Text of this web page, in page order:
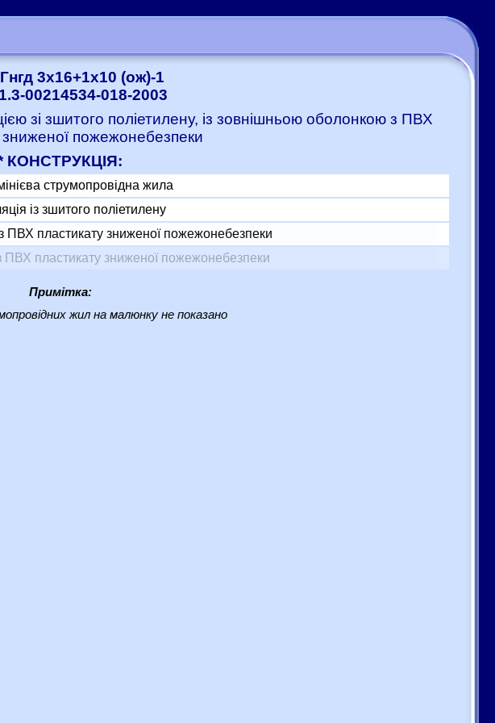
3x16+1x10 (ож)-1
00214534-018-2003
зі зшитого поліетилену, із зовнішньою оболонкою з ПВХ
зниженої пожежонебезпеки
КОНСТРУКЦІЯ:
струмопровідна жила
із зшитого поліетилену
ПВХ пластикату зниженої пожежонебезпеки
ПВХ пластикату зниженої пожежонебезпеки
Примітка:
жил на малюнку не показано